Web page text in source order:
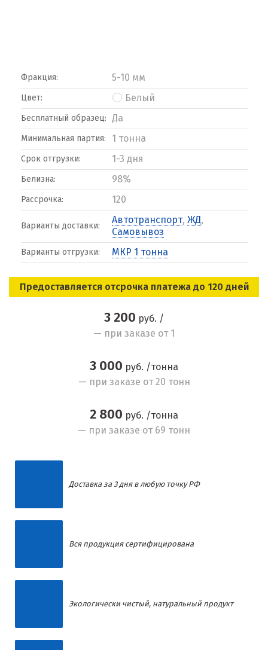
Фракция: 5-10 мм
Цвет: Белый
Бесплатный образец: Да
Минимальная партия: 1 тонна
Срок отгрузки: 1-3 дня
Белизна: 98%
Рассрочка: 120
Варианты доставки:
Автотранспорт, ЖД,
Самовывоз
Варианты отгрузки: МКР 1 тонна
Предоставляется отсрочка платежа до 120 дней
3 200 руб. /
— при заказе от 1
3 000 руб. /тонна
— при заказе от 20 тонн
2 800 руб. /тонна
— при заказе от 69 тонн
Доставка за 3 дня в любую точку РФ
Вся продукция сертифицирована
Экологически чистый, натуральный продукт